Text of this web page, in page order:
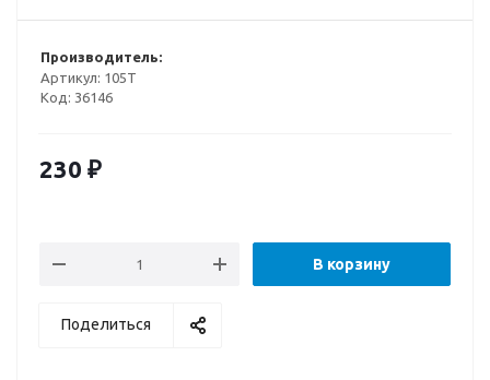
Производитель:
Артикул: 105Т
Код: 36146
230 ₽
В корзину
Поделиться